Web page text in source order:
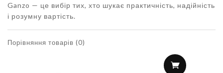
Ganzo — це вибір тих, хто шукає практичність, надійність
і розумну вартість.
Порівняння товарів (0)